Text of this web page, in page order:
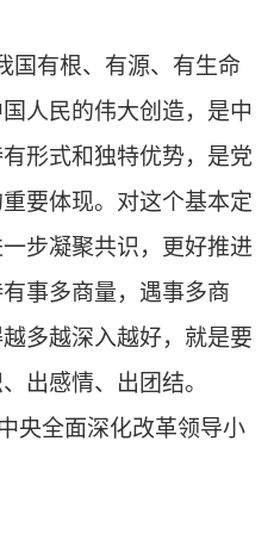
国有根、有源、有生命
人民的伟大创造，是中
形式和独特优势，是党
要体现。对这个基本定
步凝聚共识，更好推进
事多商量，遇事多商
多越深入越好，就是要
出感情、出团结。
央全面深化改革领导小